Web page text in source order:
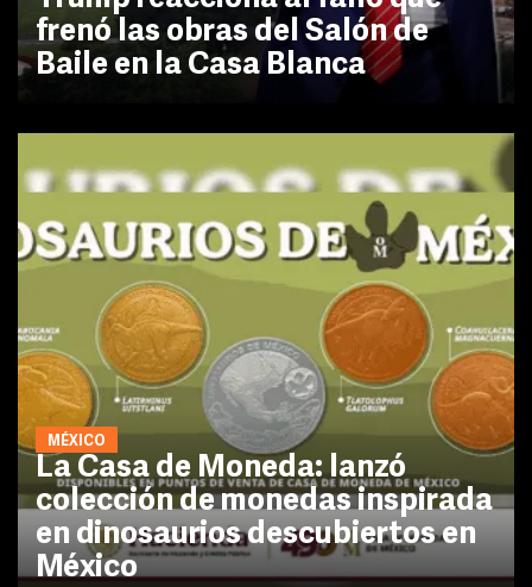
frenó las obras del Salón de
Baile en la Casa Blanca
MÉXICO
La Casa de Moneda: lanzó
colección de monedas inspirada
en dinosaurios descubiertos en
México